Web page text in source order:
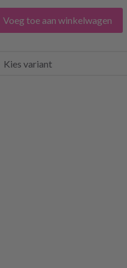
Voeg toe aan winkelwagen